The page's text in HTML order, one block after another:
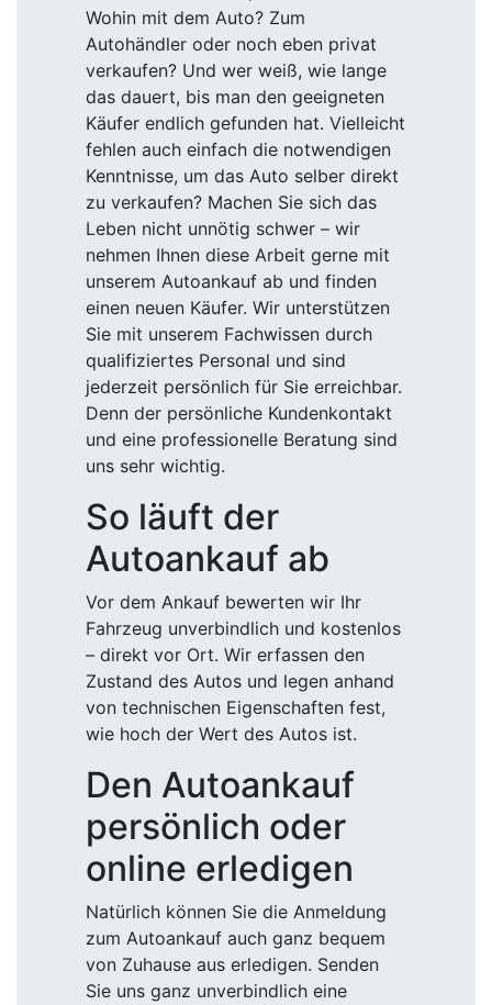
Wohin mit dem Auto? Zum
Autohändler oder noch eben privat
verkaufen? Und wer weiß, wie lange
das dauert, bis man den geeigneten
Käufer endlich gefunden hat. Vielleicht
fehlen auch einfach die notwendigen
Kenntnisse, um das Auto selber direkt
zu verkaufen? Machen Sie sich das
Leben nicht unnötig schwer – wir
nehmen Ihnen diese Arbeit gerne mit
unserem Autoankauf ab und finden
einen neuen Käufer. Wir unterstützen
Sie mit unserem Fachwissen durch
qualifiziertes Personal und sind
jederzeit persönlich für Sie erreichbar.
Denn der persönliche Kundenkontakt
und eine professionelle Beratung sind
uns sehr wichtig.
So läuft der
Autoankauf ab
Vor dem Ankauf bewerten wir Ihr
Fahrzeug unverbindlich und kostenlos
– direkt vor Ort. Wir erfassen den
Zustand des Autos und legen anhand
von technischen Eigenschaften fest,
wie hoch der Wert des Autos ist.
Den Autoankauf
persönlich oder
online erledigen
Natürlich können Sie die Anmeldung
zum Autoankauf auch ganz bequem
von Zuhause aus erledigen. Senden
Sie uns ganz unverbindlich eine